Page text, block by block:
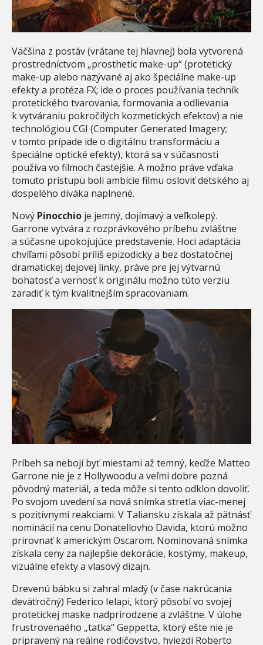
Väčšina z postáv (vrátane tej hlavnej) bola vytvorená
prostredníctvom „prosthetic make-up“ (protetický
make-up alebo nazývané aj ako špeciálne make-up
efekty a protéza FX; ide o proces používania techník
protetického tvarovania, formovania a odlievania
k vytváraniu pokročilých kozmetických efektov) a nie
technológiou CGI (Computer Generated Imagery;
v tomto prípade ide o digitálnu transformáciu a
špeciálne optické efekty), ktorá sa v súčasnosti
používa vo filmoch častejšie. A možno práve vďaka
tomuto prístupu boli ambície filmu osloviť detského aj
dospelého diváka naplnené.
Nový Pinocchio je jemný, dojímavý a veľkolepý.
Garrone vytvára z rozprávkového príbehu zvláštne
a súčasne upokojujúce predstavenie. Hoci adaptácia
chvíľami pôsobí príliš epizodicky a bez dostatočnej
dramatickej dejovej linky, práve pre jej výtvarnú
bohatosť a vernosť k originálu možno túto verziu
zaradiť k tým kvalitnejším spracovaniam.
Príbeh sa nebojí byť miestami až temný, keďže Matteo
Garrone nie je z Hollywoodu a veľmi dobre pozná
pôvodný materiál, a teda môže si tento odklon dovoliť.
Po svojom uvedení sa nová snímka stretla viac-menej
s pozitívnymi reakciami. V Taliansku získala až pätnásť
nominácií na cenu Donatellovho Davida, ktorú možno
prirovnať k americkým Oscarom. Nominovaná snímka
získala ceny za najlepšie dekorácie, kostýmy, makeup,
vizuálne efekty a vlasový dizajn.
Drevenú bábku si zahral mladý (v čase nakrúcania
deväťročný) Federico Ielapi, ktorý pôsobí vo svojej
protetickej maske nadprirodzene a zvláštne. V úlohe
frustrovenaého „tatka“ Geppetta, ktorý ešte nie je
pripravený na reálne rodičovstvo, hviezdi Roberto